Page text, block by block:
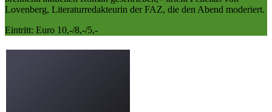
Lovenberg, Literaturredakteurin der FAZ, die den Abend moderiert.
Eintritt: Euro 10,-/8,-/5,-